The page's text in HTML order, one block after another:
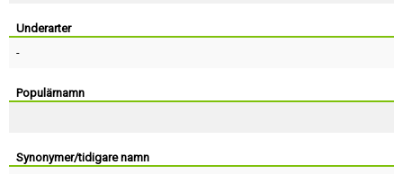
Underarter
-
Populärnamn
Synonymer/tidigare namn